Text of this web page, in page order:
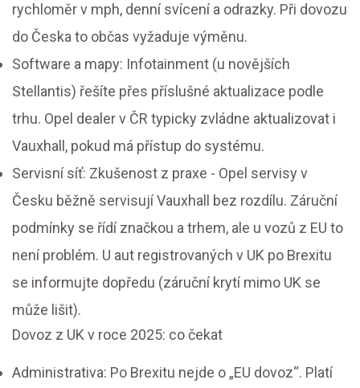
rychloměr v mph, denní svícení a odrazky. Při dovozu
do Česka to občas vyžaduje výměnu.
Software a mapy: Infotainment (u novějších
Stellantis) řešíte přes příslušné aktualizace podle
trhu. Opel dealer v ČR typicky zvládne aktualizovat i
Vauxhall, pokud má přístup do systému.
Servisní síť: Zkušenost z praxe - Opel servisy v
Česku běžně servisují Vauxhall bez rozdílu. Záruční
podmínky se řídí značkou a trhem, ale u vozů z EU to
není problém. U aut registrovaných v UK po Brexitu
se informujte dopředu (záruční krytí mimo UK se
může lišit).
Dovoz z UK v roce 2025: co čekat
Administrativa: Po Brexitu nejde o „EU dovoz“. Platí